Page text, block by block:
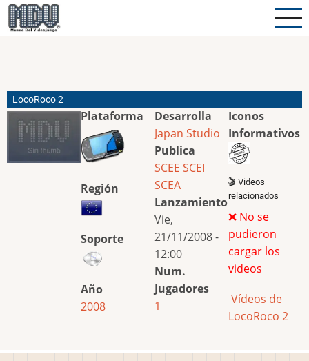
Pasar
al
LocoRoco 2
Plataforma
Región
Soporte
Año
2008
Desarrolla
Japan Studio
Publica
SCEE SCEI
SCEA
Lanzamiento
Vie,
21/11/2008 -
12:00
Num.
Jugadores
1
Iconos
Informativos
🎬 Videos
relacionados
❌ No se
pudieron
cargar los
videos
Vídeos de
LocoRoco 2